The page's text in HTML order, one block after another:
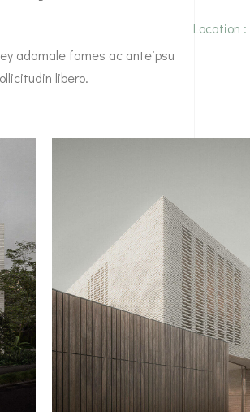
adamale fames ac anteipsu
libero.
Location :